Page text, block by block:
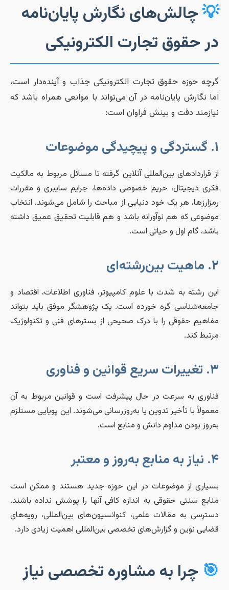
چالش‌های نگارش پایان‌نامه
حقوق تجارت الکترونیکی
حوزه حقوق تجارت الکترونیکی جذاب و آینده‌دار است،
نگارش پایان‌نامه در آن می‌تواند با موانعی همراه باشد که
دقت و بینش فراوان است:
قراردادهای بین‌المللی آنلاین گرفته تا مسائل مربوط به مالکیت
دیجیتال، حریم خصوصی داده‌ها، جرایم سایبری و مقررات
هر یک خود دنیایی از مباحث را شامل می‌شوند. انتخاب
که هم نوآورانه باشد و هم قابلیت تحقیق عمیق داشته
گام اول و حیاتی است.
رشته به شدت با علوم کامپیوتر، فناوری اطلاعات، اقتصاد و
گره خورده است. یک پژوهشگر موفق باید بتواند
حقوقی را با درک صحیحی از بسترهای فنی و تکنولوژیک
کند.
به سرعت در حال پیشرفت است و قوانین مربوط به آن
با تأخیر تدوین یا به‌روزرسانی می‌شوند. این پویایی مستلزم
بودن مداوم دانش و منابع است.
از موضوعات در این حوزه جدید هستند و ممکن است
سنتی حقوقی به اندازه کافی آنها را پوشش نداده باشند.
به مقالات علمی، کنوانسیون‌های بین‌المللی، رویه‌های
نوین و گزارش‌های تخصصی بین‌المللی اهمیت زیادی دارد.
چرا به مشاوره تخصصی نیاز